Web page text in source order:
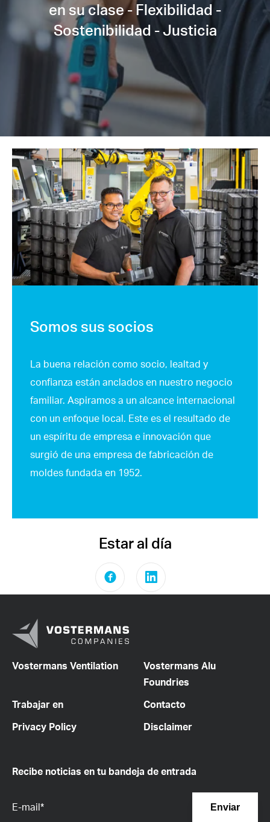
en su clase - Flexibilidad -
Sostenibilidad - Justicia
Somos sus socios
La buena relación como socio, lealtad y
confianza están anclados en nuestro negocio
familiar. Aspiramos a un alcance internacional
con un enfoque local. Este es el resultado de
un espíritu de empresa e innovación que
surgió de una empresa de fabricación de
moldes fundada en 1952.
Estar al día
Vostermans Ventilation
Vostermans Alu
Foundries
Trabajar en
Contacto
Privacy Policy
Disclaimer
Recibe noticias en tu bandeja de entrada